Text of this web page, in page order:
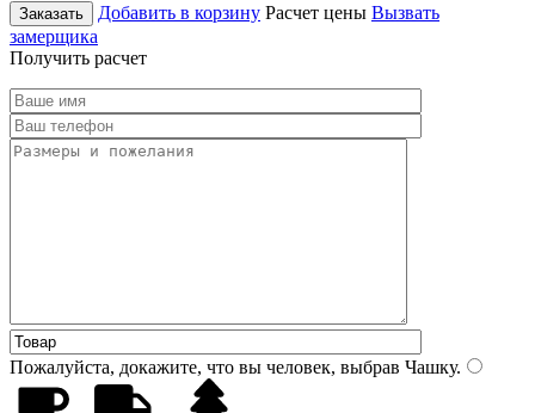
Заказать Добавить в корзину Расчет цены Вызвать
замерщика
Получить расчет
Пожалуйста, докажите, что вы человек, выбрав Чашку.